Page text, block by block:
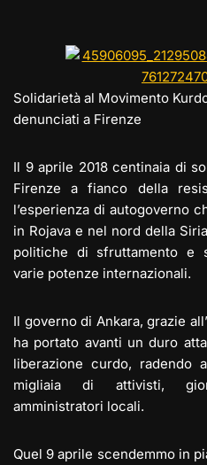
gr
a
m
o
d
o
n
s
A
Solidarietà al Movimento
denunciati a Firenze
Il 9 aprile 2018 centinaia di
Firenze a fianco della
l’esperienza di autogoverno
in Rojava e nel nord della
politiche di sfruttamento e
varie potenze internazionali.
Il governo di Ankara, grazie
ha portato avanti un duro
liberazione curdo, radendo
migliaia di attivisti,
amministratori locali.
Quel 9 aprile scendemmo in